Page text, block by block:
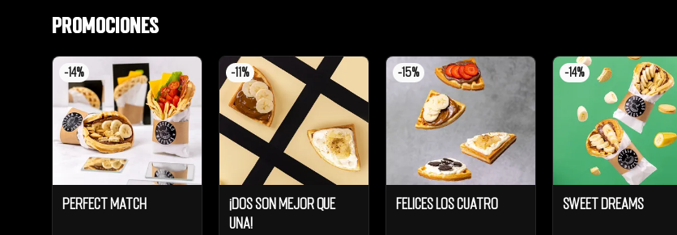
Promociones
-14%
Perfect Match
-11 %
¡Dos son mejor que
UNA!
-15%
Felices los cuatro
-14%
Sweet Dreams